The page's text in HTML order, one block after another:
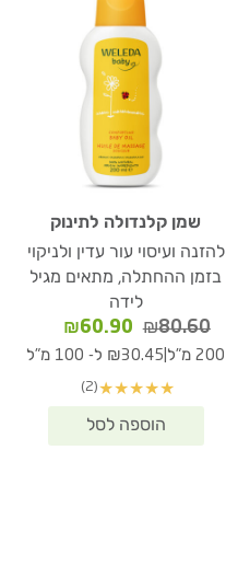
שמן קלנדולה לתינוק
להזנה ועיסוי עור עדין ולניקוי
בזמן ההחתלה, מתאים מגיל
לידה
₪80.60
המחיר
המקורי
₪80.60.
₪60.90
הנוכחי
200 מ"ל ₪30.45 ל- 100 מ"ל
★
★
★
★
★
(2)